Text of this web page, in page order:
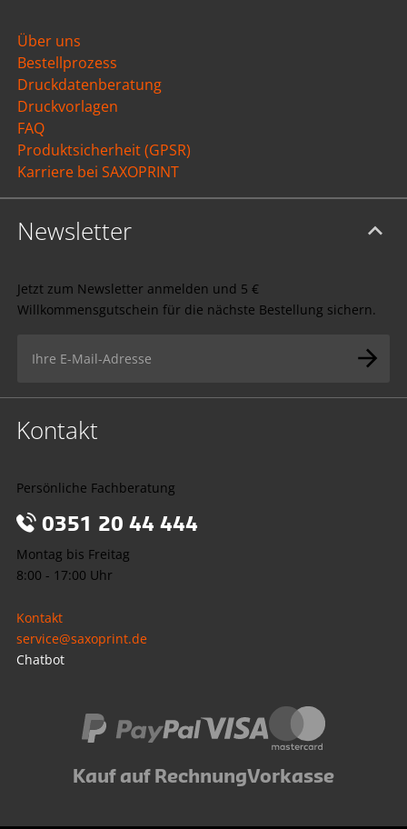
Über uns
Bestellprozess
Druckdatenberatung
Druckvorlagen
FAQ
Produktsicherheit (GPSR)
Karriere bei SAXOPRINT
Newsletter
Jetzt zum Newsletter anmelden und 5 €
Willkommensgutschein für die nächste Bestellung sichern.
Kontakt
Persönliche Fachberatung
0351 20 44 444
Montag bis Freitag
8:00 - 17:00 Uhr
Kontakt
service@saxoprint.de
Chatbot
Kauf auf RechnungVorkasse